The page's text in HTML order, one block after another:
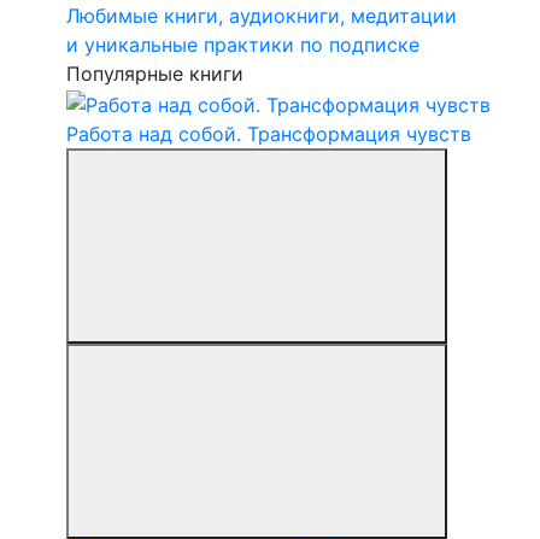
Любимые книги, аудиокниги, медитации
и уникальные практики по подписке
Популярные книги
Работа над собой. Трансформация чувств